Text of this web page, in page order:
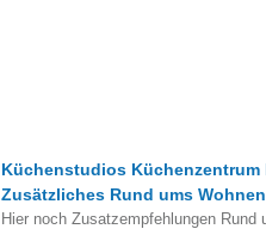
Küchenstudios Küchenzentrum
Zusätzliches Rund ums
Hier noch Zusatzempfehlungen Rund